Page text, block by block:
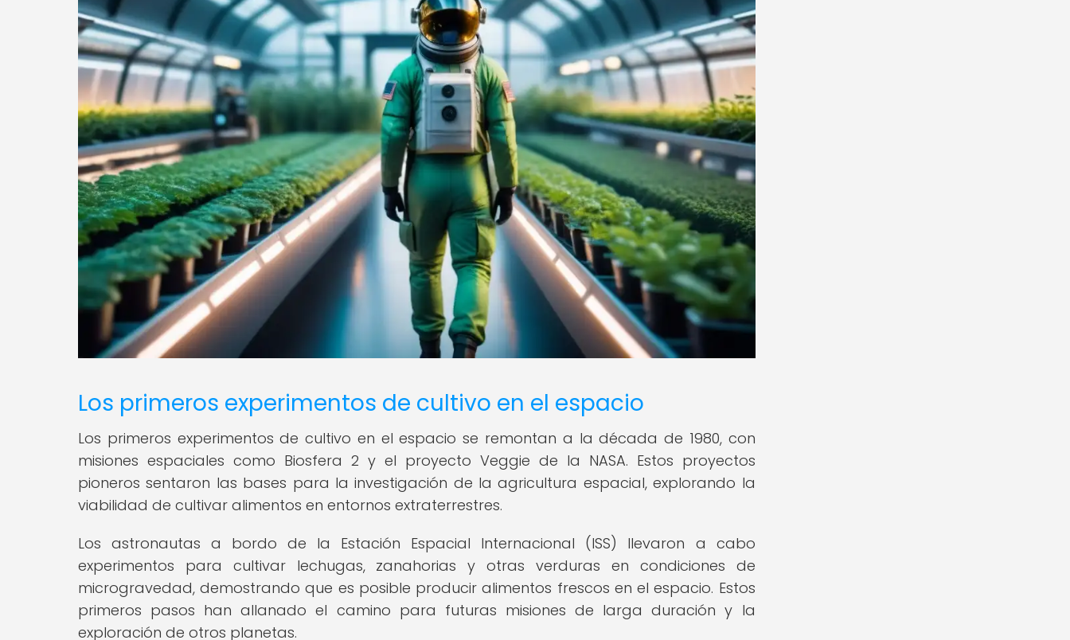
Los primeros experimentos de cultivo en el espacio
Los primeros experimentos de cultivo en el espacio se remontan a la década de 1980, con
misiones espaciales como Biosfera 2 y el proyecto Veggie de la NASA. Estos proyectos
pioneros sentaron las bases para la investigación de la agricultura espacial, explorando la
viabilidad de cultivar alimentos en entornos extraterrestres.
Los astronautas a bordo de la Estación Espacial Internacional (ISS) llevaron a cabo
experimentos para cultivar lechugas, zanahorias y otras verduras en condiciones de
microgravedad, demostrando que es posible producir alimentos frescos en el espacio. Estos
primeros pasos han allanado el camino para futuras misiones de larga duración y la
exploración de otros planetas.